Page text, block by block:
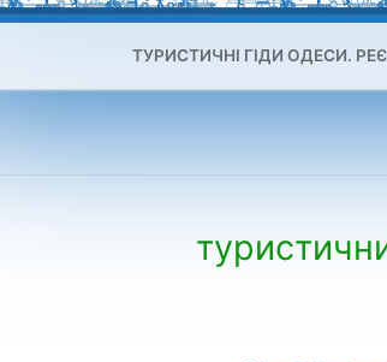
ТУРИСТИЧНІ ГІДИ ОДЕСИ.